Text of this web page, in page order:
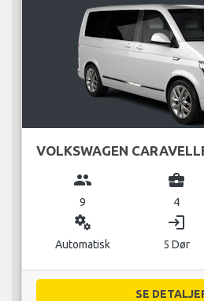
VOLKSWAGEN
group
9
business_center
4
miscellaneous_services
Automatisk
login
5 Dør
SE